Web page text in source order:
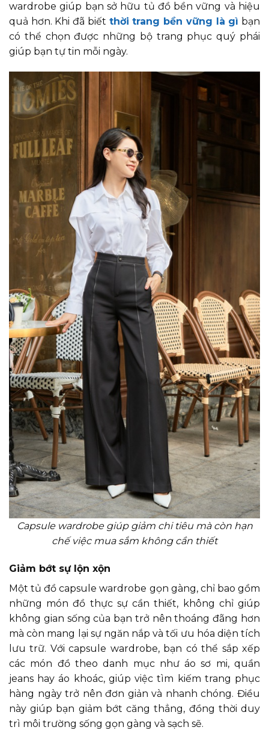
wardrobe giúp bạn sở hữu tủ đồ bền vững và hiệu
quả hơn. Khi đã biết thời trang bền vững là gì bạn
có thể chọn được những bộ trang phục quý phái
giúp bạn tự tin mỗi ngày.
Capsule wardrobe giúp giảm chi tiêu mà còn hạn
chế việc mua sắm không cần thiết
Giảm bớt sự lộn xộn
Một tủ đồ capsule wardrobe gọn gàng, chỉ bao gồm
những món đồ thực sự cần thiết, không chỉ giúp
không gian sống của bạn trở nên thoáng đãng hơn
mà còn mang lại sự ngăn nắp và tối ưu hóa diện tích
lưu trữ. Với capsule wardrobe, bạn có thể sắp xếp
các món đồ theo danh mục như áo sơ mi, quần
jeans hay áo khoác, giúp việc tìm kiếm trang phục
hàng ngày trở nên đơn giản và nhanh chóng. Điều
này giúp bạn giảm bớt căng thẳng, đồng thời duy
trì môi trường sống gọn gàng và sạch sẽ.